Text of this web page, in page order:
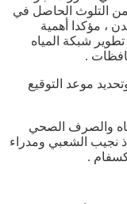
التخلص من التلوث الحاصل في
، مؤكدا أهمية
شبكة المياه
.
موعد التوقيع
والصرف الصحي
نجيب الشعبي ومدراء
.